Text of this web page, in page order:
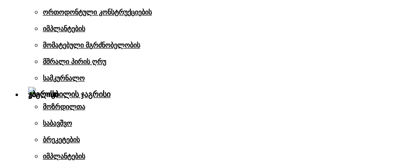
ორთოდონტული კონსტრუქციების
იმპლანტების
მომატებული მგრძნობელობის
მშრალი პირის ღრუ
სამკურნალო
კბილის ჯაგრისი
მოზრდილთა
საბავშვო
ბრეკეტების
იმპლანტების